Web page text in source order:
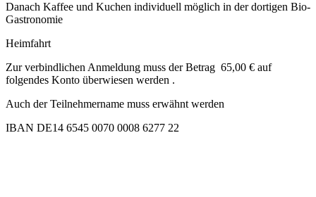
Danach Kaffee und Kuchen individuell möglich in der dortigen Bio-
Gastronomie
Heimfahrt
Zur verbindlichen Anmeldung muss der Betrag 65,00 € auf
folgendes Konto überwiesen werden .
Auch der Teilnehmername muss erwähnt werden
IBAN DE14 6545 0070 0008 6277 22